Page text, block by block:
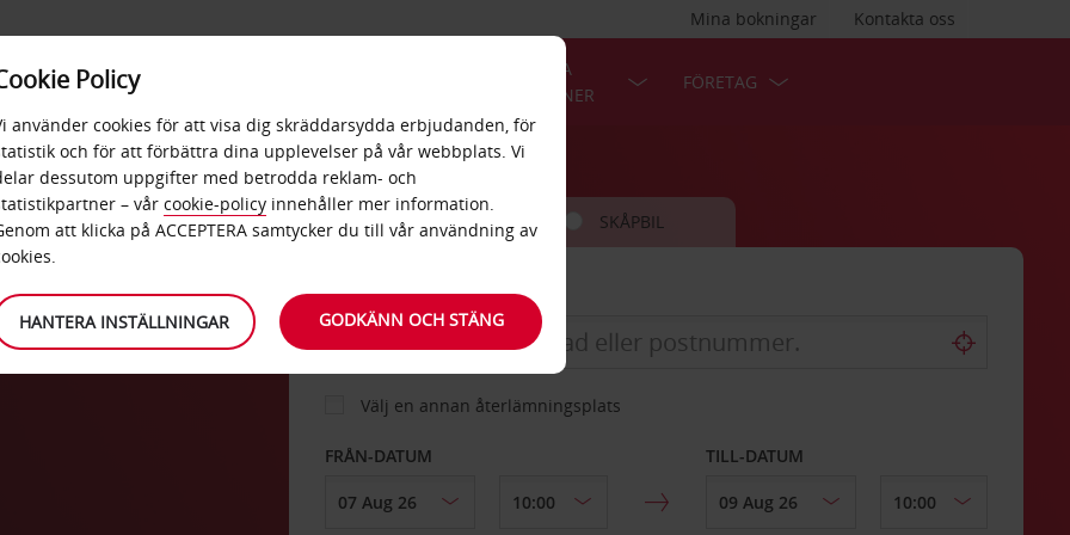
Kontakta oss
Mina bokningar
ERBJUDANDEN
POPULÄRA
DESTINATIONER
FÖRETAG
BIL SKÅPBIL
HÄMTA FRÅN
Välj en annan återlämningsplats
FRÅN-DATUM TILL-DATUM
Policy
använder cookies för att visa dig skräddarsydda erbjudanden, för
och för att förbättra dina upplevelser på vår webbplats. Vi
dessutom uppgifter med betrodda reklam- och
– vår cookie-policy innehåller mer information.
att klicka på ACCEPTERA samtycker du till vår användning av
HANTERA INSTÄLLNINGAR GODKÄNN OCH STÄNG